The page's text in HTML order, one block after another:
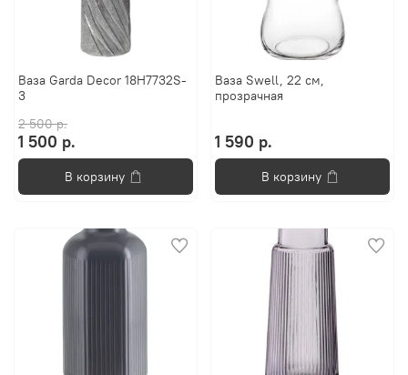
Ваза Garda Decor 18H7732S-
3
2 500 р.
1 500 р.
В корзину
Ваза Swell, 22 см,
прозрачная
1 590 р.
В корзину